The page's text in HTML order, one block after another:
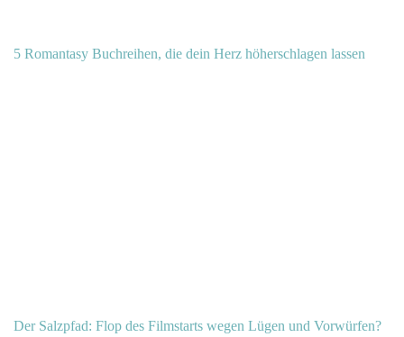
5 Romantasy Buchreihen, die dein Herz höherschlagen lassen
Der Salzpfad: Flop des Filmstarts wegen Lügen und Vorwürfen?